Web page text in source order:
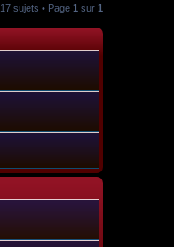
17 sujets • Page 1 sur 1